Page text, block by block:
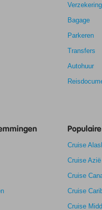
Bagage
Parkeren
Transfers
Autohuur
Cruise
Cruise Azië
Cruise
Cruise
Cruise